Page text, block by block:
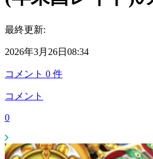
最終更新:
2026年3月26日08:34
コメント 0 件
コメント
0